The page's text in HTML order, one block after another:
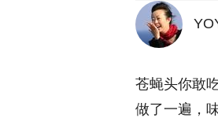
苍蝇头你敢
做了一遍，